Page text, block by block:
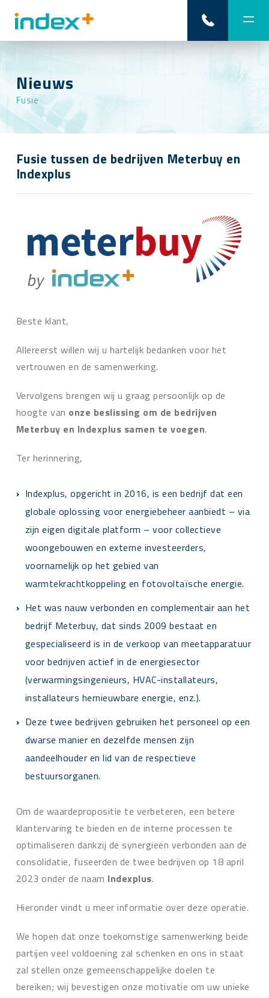
Nieuws
Fusie
Fusie tussen de bedrijven Meterbuy en
Indexplus
Beste klant,
Allereerst willen wij u hartelijk bedanken voor het
vertrouwen en de samenwerking.
Vervolgens brengen wij u graag persoonlijk op de
hoogte van onze beslissing om de bedrijven
Meterbuy en Indexplus samen te voegen.
Ter herinnering,
Indexplus, opgericht in 2016, is een bedrijf dat een
globale oplossing voor energiebeheer aanbiedt – via
zijn eigen digitale platform – voor collectieve
woongebouwen en externe investeerders,
voornamelijk op het gebied van
warmtekrachtkoppeling en fotovoltaïsche energie.
Het was nauw verbonden en complementair aan het
bedrijf Meterbuy, dat sinds 2009 bestaat en
gespecialiseerd is in de verkoop van meetapparatuur
voor bedrijven actief in de energiesector
(verwarmingsingenieurs, HVAC-installateurs,
installateurs hernieuwbare energie, enz.).
Deze twee bedrijven gebruiken het personeel op een
dwarse manier en dezelfde mensen zijn
aandeelhouder en lid van de respectieve
bestuursorganen.
Om de waardepropositie te verbeteren, een betere
klantervaring te bieden en de interne processen te
optimaliseren dankzij de synergieën verbonden aan de
consolidatie, fuseerden de twee bedrijven op 18 april
2023 onder de naam Indexplus.
Hieronder vindt u meer informatie over deze operatie.
We hopen dat onze toekomstige samenwerking beide
partijen veel voldoening zal schenken en ons in staat
zal stellen onze gemeenschappelijke doelen te
bereiken; wij bevestigen onze motivatie om uw unieke